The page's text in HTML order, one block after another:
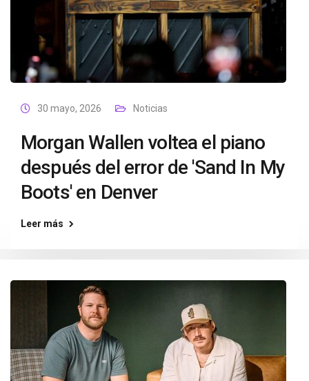
30 mayo, 2026 Noticias
Morgan Wallen voltea el piano
después del error de 'Sand In My
Boots' en Denver
Leer más